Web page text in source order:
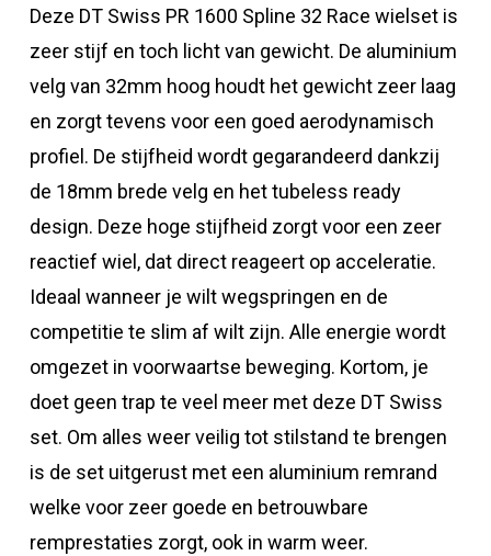
Deze DT Swiss PR 1600 Spline 32 Race wielset is
zeer stijf en toch licht van gewicht. De aluminium
velg van 32mm hoog houdt het gewicht zeer laag
en zorgt tevens voor een goed aerodynamisch
profiel. De stijfheid wordt gegarandeerd dankzij
de 18mm brede velg en het tubeless ready
design. Deze hoge stijfheid zorgt voor een zeer
reactief wiel, dat direct reageert op acceleratie.
Ideaal wanneer je wilt wegspringen en de
competitie te slim af wilt zijn. Alle energie wordt
omgezet in voorwaartse beweging. Kortom, je
doet geen trap te veel meer met deze DT Swiss
set. Om alles weer veilig tot stilstand te brengen
is de set uitgerust met een aluminium remrand
welke voor zeer goede en betrouwbare
remprestaties zorgt, ook in warm weer.